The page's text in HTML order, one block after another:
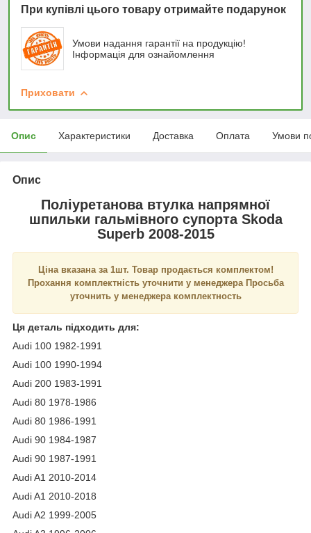
При купівлі цього товару отримайте подарунок
Умови надання гарантії на продукцію!
Інформація для ознайомлення
Приховати
Опис Характеристики Доставка Оплата Умови
Опис
Поліуретанова втулка напрямної
шпильки гальмівного супорта Skoda
Superb 2008-2015
Ціна вказана за 1шт. Товар продається комплектом!
Прохання комплектність уточнити у менеджера Просьба
уточнить у менеджера комплектность
Ця деталь підходить для:
Audi 100 1982-1991
Audi 100 1990-1994
Audi 200 1983-1991
Audi 80 1978-1986
Audi 80 1986-1991
Audi 90 1984-1987
Audi 90 1987-1991
Audi A1 2010-2014
Audi A1 2010-2018
Audi A2 1999-2005